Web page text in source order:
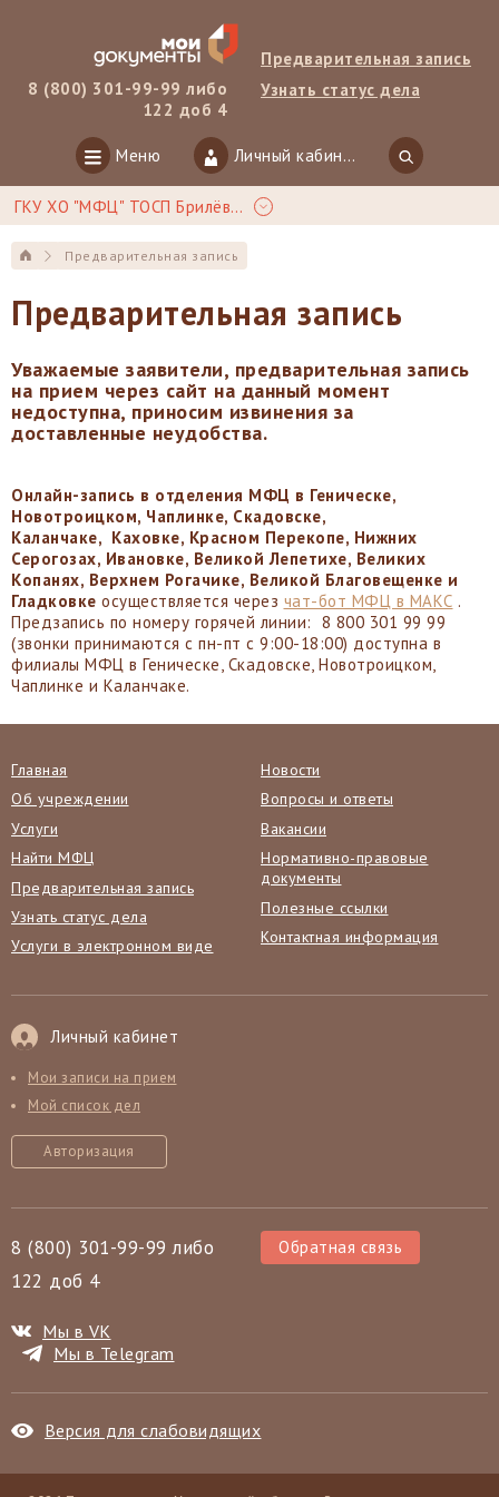
8 (800) 301-99-99 либо
122 доб 4
Предварительная запись
Узнать статус дела
Меню Личный кабинет
ГКУ ХО "МФЦ" ТОСП Брилёвка
Предварительная запись
Предварительная запись
Уважаемые заявители, предварительная запись
на прием через сайт на данный момент
недоступна, приносим извинения за
доставленные неудобства.
Онлайн-запись в отделения МФЦ в Геническе,
Новотроицком, Чаплинке, Скадовске,
Каланчаке, Каховке, Красном Перекопе, Нижних
Серогозах, Ивановке, Великой Лепетихе, Великих
Копанях, Верхнем Рогачике, Великой Благовещенке и
Гладковке осуществляется через чат-бот МФЦ в МАКС .
Предзапись по номеру горячей линии: 8 800 301 99 99
(звонки принимаются с пн-пт с 9:00-18:00) доступна в
филиалы МФЦ в Геническе, Скадовске, Новотроицком,
Чаплинке и Каланчаке.
Главная
Об учреждении
Услуги
Найти МФЦ
Предварительная запись
Узнать статус дела
Услуги в электронном виде
Новости
Вопросы и ответы
Вакансии
Нормативно-правовые
документы
Полезные ссылки
Контактная информация
Личный кабинет
Мои записи на прием
Мой список дел
Авторизация
8 (800) 301-99-99 либо
122 доб 4
Обратная связь
Мы в VK
Мы в Telegram
Версия для слабовидящих